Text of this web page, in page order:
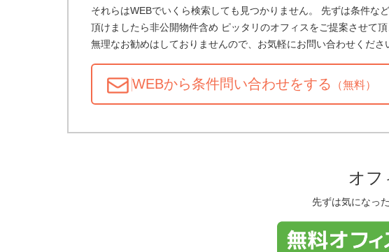
それらはWEBでいくら検索しても見つかりません。 先ずは条件な
頂けましたら非公開物件含め ピッタリのオフィスをご提案させて頂
無理なお勧めはしておりませんので、お気軽にお問い合わせくださ
WEBから条件問い合わせをする （無料）
オフ
先ずは気になっ